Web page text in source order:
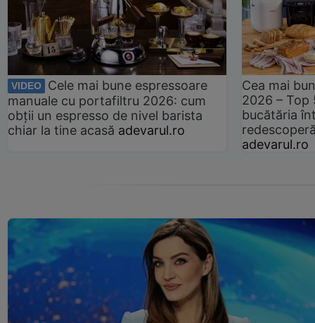
VIDEO
Cele mai bune espressoare
manuale cu portafiltru 2026: cum
obții un espresso de nivel barista
chiar la tine acasă adevarul.ro
Cea mai
2026 –
bucătăria
adevarul.ro